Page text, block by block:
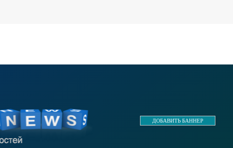
ДОБАВИТЬ БАННЕР